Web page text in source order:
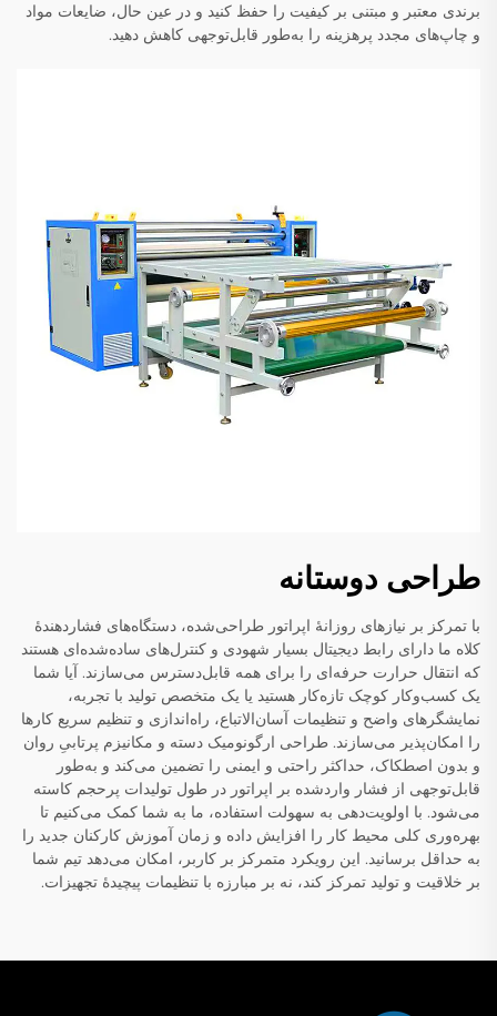
برندی معتبر و مبتنی بر کیفیت را حفظ کنید و در عین حال، ضایعات مواد
و چاپ‌های مجدد پرهزینه را به‌طور قابل‌توجهی کاهش دهید.
طراحی دوستانه
با تمرکز بر نیازهای روزانهٔ اپراتور طراحی‌شده، دستگاه‌های فشاردهندهٔ
کلاه ما دارای رابط دیجیتال بسیار شهودی و کنترل‌های ساده‌شده‌ای هستند
که انتقال حرارت حرفه‌ای را برای همه قابل‌دسترس می‌سازند. آیا شما
یک کسب‌وکار کوچک تازه‌کار هستید یا یک متخصص تولید با تجربه،
نمایشگرهای واضح و تنظیمات آسان‌الاتباع، راه‌اندازی و تنظیم سریع کارها
را امکان‌پذیر می‌سازند. طراحی ارگونومیک دسته و مکانیزم پرتابیِ روان
و بدون اصطکاک، حداکثر راحتی و ایمنی را تضمین می‌کند و به‌طور
قابل‌توجهی از فشار واردشده بر اپراتور در طول تولیدات پرحجم کاسته
می‌شود. با اولویت‌دهی به سهولت استفاده، ما به شما کمک می‌کنیم تا
بهره‌وری کلی محیط کار را افزایش داده و زمان آموزش کارکنان جدید را
به حداقل برسانید. این رویکرد متمرکز بر کاربر، امکان می‌دهد تیم شما
بر خلاقیت و تولید تمرکز کند، نه بر مبارزه با تنظیمات پیچیدهٔ تجهیزات.